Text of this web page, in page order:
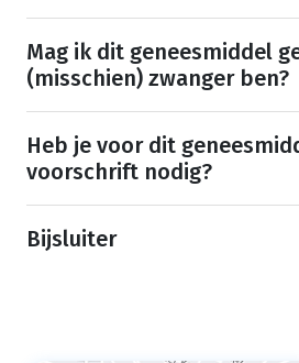
Mag ik dit geneesmiddel
(misschien) zwanger ben?
Heb je voor dit
voorschrift nodig?
Bijsluiter